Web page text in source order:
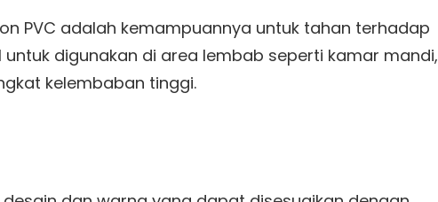
PVC adalah kemampuannya untuk tahan terhadap
digunakan di area lembab seperti kamar mandi,
kelembaban tinggi.